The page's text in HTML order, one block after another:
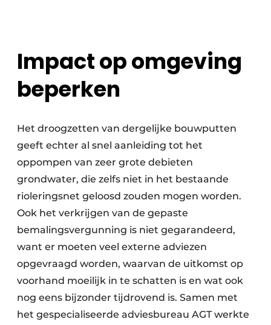
Impact op omgeving
beperken
Het droogzetten van dergelijke bouwputten
geeft echter al snel aanleiding tot het
oppompen van zeer grote debieten
grondwater, die zelfs niet in het bestaande
rioleringsnet geloosd zouden mogen worden.
Ook het verkrijgen van de gepaste
bemalingsvergunning is niet gegarandeerd,
want er moeten veel externe adviezen
opgevraagd worden, waarvan de uitkomst op
voorhand moeilijk in te schatten is en wat ook
nog eens bijzonder tijdrovend is. Samen met
het gespecialiseerde adviesbureau AGT werkte